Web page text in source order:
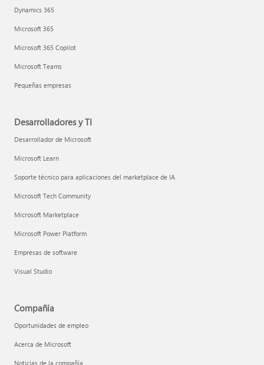
Dynamics 365
Microsoft 365
Microsoft 365 Copilot
Microsoft Teams
Pequeñas empresas
Desarrolladores y TI
Desarrollador de Microsoft
Microsoft Learn
Soporte técnico para aplicaciones del marketplace de IA
Microsoft Tech Community
Microsoft Marketplace
Microsoft Power Platform
Empresas de software
Visual Studio
Compañía
Oportunidades de empleo
Acerca de Microsoft
Noticias de la compañía